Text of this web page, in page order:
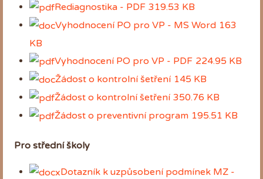
Rediagnostika - PDF 319.53 KB
Vyhodnocení PO pro VP - MS Word 163
KB
Vyhodnocení PO pro VP - PDF 224.95 KB
Žádost o kontrolní šetření 145 KB
Žádost o kontrolní šetření 350.76 KB
Žádost o preventivní program 195.51 KB
Pro střední školy
Dotazník k uzpůsobení podmínek MZ -